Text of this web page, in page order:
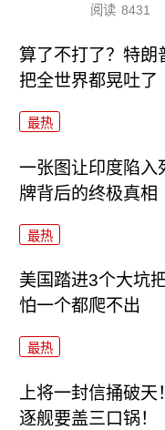
阅读 8431
算了不打了？特朗
把全世界都晃吐了
最热
一张图让印度陷入
牌背后的终极真相
最热
美国踏进3个大坑
怕一个都爬不出
最热
上将一封信捅破天
逐舰要盖三口锅！